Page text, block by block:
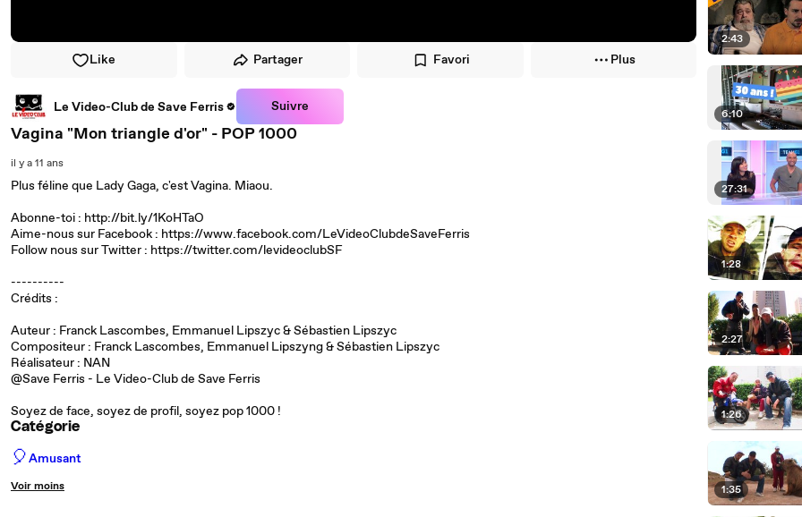
Like Partager Favori Plus
Le Video-Club de Save Ferris Suivre
Vagina "Mon triangle d'or" - POP 1000
il y a 11 ans
Plus féline que Lady Gaga, c'est Vagina. Miaou.
Abonne-toi : http://bit.ly/1KoHTaO
Aime-nous sur Facebook : https://www.facebook.com/LeVideoClubdeSaveFerris
Follow nous sur Twitter : https://twitter.com/levideoclubSF
----------
Crédits :
Auteur : Franck Lascombes, Emmanuel Lipszyc & Sébastien Lipszyc
Compositeur : Franck Lascombes, Emmanuel Lipszyng & Sébastien Lipszyc
Réalisateur : NAN
@Save Ferris - Le Video-Club de Save Ferris
Soyez de face, soyez de profil, soyez pop 1000 !
Catégorie
🎈Amusant
Voir moins
2:43
6:10
27:31
1:28
2:27
1:26
1:35